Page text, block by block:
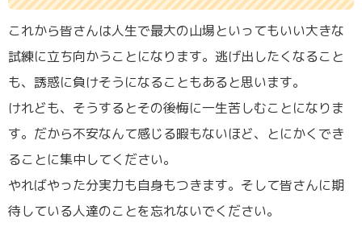
これから皆さんは人生で最大の山場といってもいい大きな
試練に立ち向かうことになります。逃げ出したくなること
も、誘惑に負けそうになることもあると思います。
けれども、そうするとその後悔に一生苦しむことになりま
す。だから不安なんて感じる暇もないほど、とにかくでき
ることに集中してください。
やればやった分実力も自身もつきます。そして皆さんに期
待している人達のことを忘れないでください。